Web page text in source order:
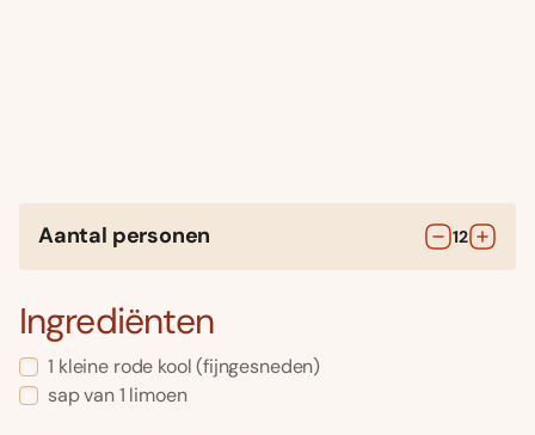
Aantal personen 12
Ingrediënten
1 kleine rode kool(fijngesneden)
sap van 1 limoen